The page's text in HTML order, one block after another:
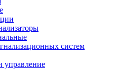
систем
управление